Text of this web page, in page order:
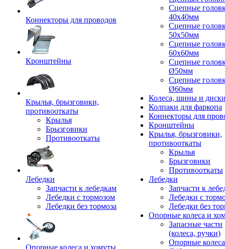
Коннекторы для проводов
Кронштейны
Крылья, брызговики,
противооткаты
Крылья
Брызговики
Противооткаты
Лебедки
Запчасти к лебедкам
Лебедки с тормозом
Лебедки без тормоза
Опорные колеса и хомуты
Сцепные
40x40мм
Сцепные
50x50мм
Сцепные
60x60мм
Сцепные
Ø50мм
Сцепные
Ø60мм
Колеса, шины и
Колпаки для фаркопа
Коннекторы для
Кронштейны
Крылья, брызговики,
противооткаты
Крылья
Брызговики
Противооткаты
Лебедки
Запчасти к
Лебедки с
Лебедки без
Опорные колеса и
Запасные части
(колеса, ручки)
Опорные колеса